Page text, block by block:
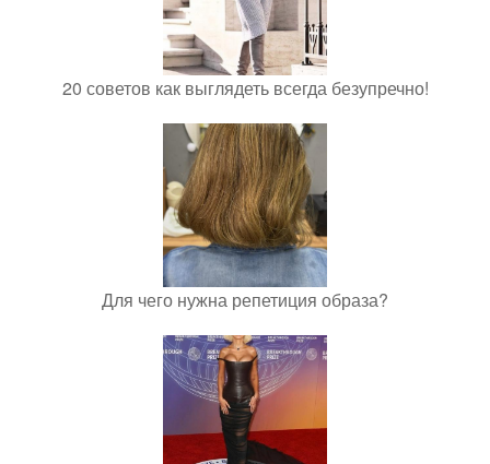
20 советов как выглядеть всегда безупречно!
Для чего нужна репетиция образа?